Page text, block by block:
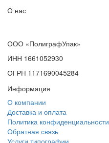
О нас
ООО «ПолиграфУпак»
ИНН 1661052930
ОГРН 1171690045284
Информация
О компании
Доставка и оплата
Политика конфиденциальности
Обратная связь
Услуги типографии